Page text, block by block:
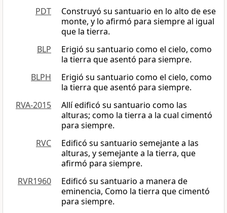
PDT
Construyó su santuario en lo alto de ese
monte, y lo afirmó para siempre al igual
que la tierra.
BLP
Erigió su santuario como el cielo, como
la tierra que asentó para siempre.
BLPH
Erigió su santuario como el cielo, como
la tierra que asentó para siempre.
RVA-2015
Allí edificó su santuario como las
alturas; como la tierra a la cual cimentó
para siempre.
RVC
Edificó su santuario semejante a las
alturas, y semejante a la tierra, que
afirmó para siempre.
RVR1960
Edificó su santuario a manera de
eminencia, Como la tierra que cimentó
para siempre.